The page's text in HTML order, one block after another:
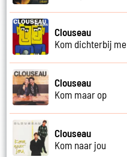
Clouseau
Kom dichterbij me
Clouseau
Kom maar op
Clouseau
Kom naar jou